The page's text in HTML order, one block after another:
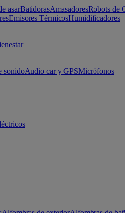
asarBatidorasAmasadoresRobots de
Emisores TérmicosHumidificadores
sonidoAudio car y GPSMicrófonos